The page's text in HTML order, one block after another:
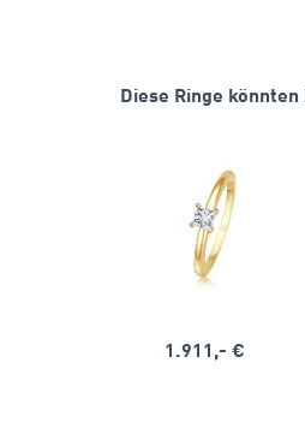
Diese Ringe
1.911,- €